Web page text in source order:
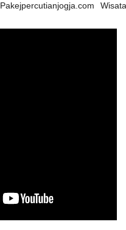
Pakejpercutianjogja.com Wisata